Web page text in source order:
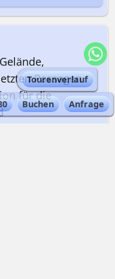
Buchen Anfrage
Tourenverlauf
Passagen
für die